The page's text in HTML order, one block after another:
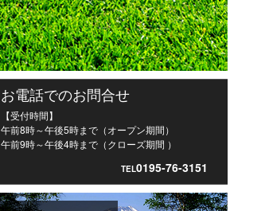
お電話でのお問合せ
【受付時間】
午前8時～午後5時まで（オープン期間）
午前9時～午後4時まで（クローズ期間 ）
TEL0195-76-3151